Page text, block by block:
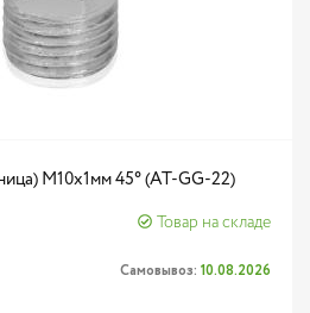
М10х1мм 45° (AT-GG-22)
Товар на складе
Самовывоз: 10.08.2026